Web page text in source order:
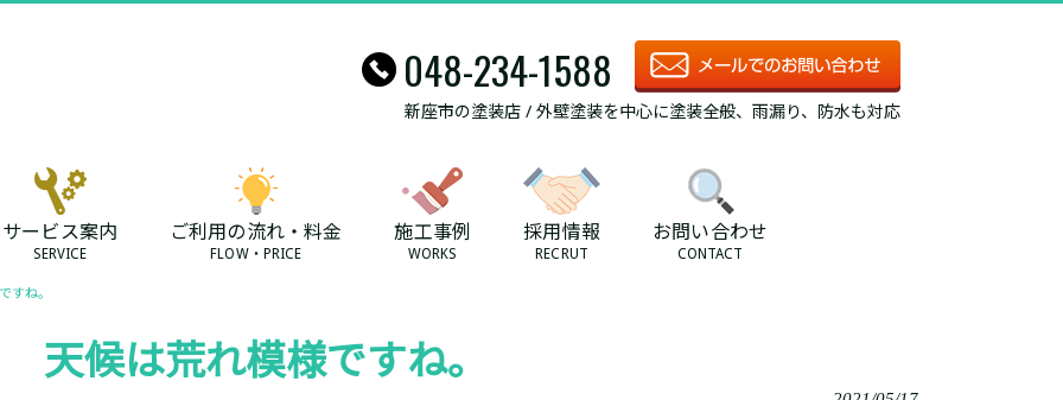
048-234-1588
新座市の塗装店 / 外壁塗装を中心に塗装全般、雨漏り、防水も対応
サービス案内
SERVICE
ご利用の流れ・料金
FLOW・PRICE
施工事例
WORKS
採用情報
RECRUT
お問い合わせ
CONTACT
すね。
天候は荒れ模様ですね。